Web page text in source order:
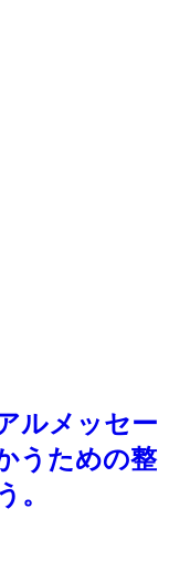
ルメッセー
うための整
。